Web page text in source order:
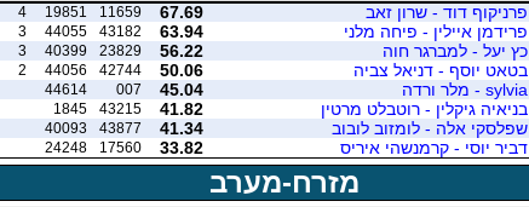
פרניקוף דוד - שרון זאב 67.69
11659
19851
4
פרידמן איילין - פיחה מלני 63.94
43182
44055
3
כץ יעל - למברגר חוה 56.22
23829
40399
3
בטאט יוסף - דניאל צביה 50.06
42744
44056
2
sylvia - מלר ורדה 45.04
007
44614
בניאיה גיקלין - רוטבלט מרטין 41.82
43215
1845
שפלסקי אלה - לומזוב לובוב 41.34
43877
40093
דביר יוסי - קרמנשהי איריס 33.82
17560
24248
מזרח-מערב